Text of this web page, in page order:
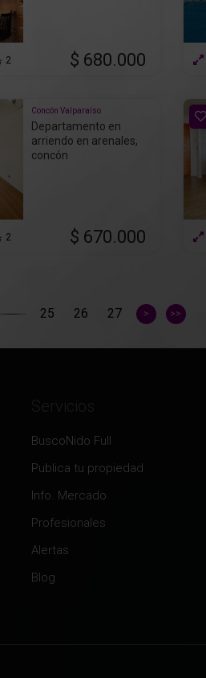
2 $ 680.000
Concón Valparaíso
Departamento en
arriendo en arenales,
concón
2 $ 670.000
25 26 27 > >>
BuscoNido Full
Publica tu propiedad
Info. Mercado
Profesionales
Alertas
Blog